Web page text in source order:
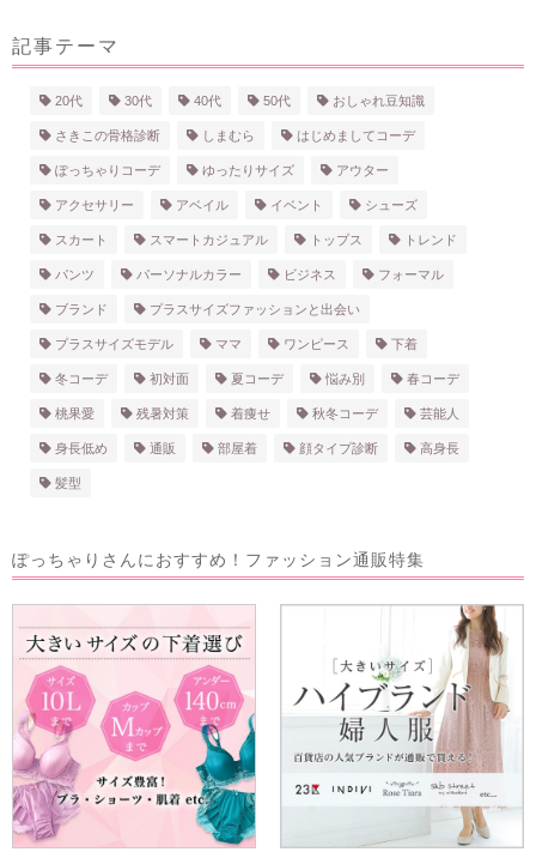
記事テーマ
20代 30代 40代 50代 おしゃれ豆知識
さきこの骨格診断 しまむら はじめましてコーデ
ぽっちゃりコーデ ゆったりサイズ アウター
アクセサリー アベイル イベント シューズ
スカート スマートカジュアル トップス トレンド
パンツ パーソナルカラー ビジネス フォーマル
ブランド プラスサイズファッションと出会い
プラスサイズモデル ママ ワンピース 下着
冬コーデ 初対面 夏コーデ 悩み別 春コーデ
桃果愛 残暑対策 着痩せ 秋冬コーデ 芸能人
身長低め 通販 部屋着 顔タイプ診断 高身長
髪型
ぽっちゃりさんにおすすめ！ ファッション通販特集